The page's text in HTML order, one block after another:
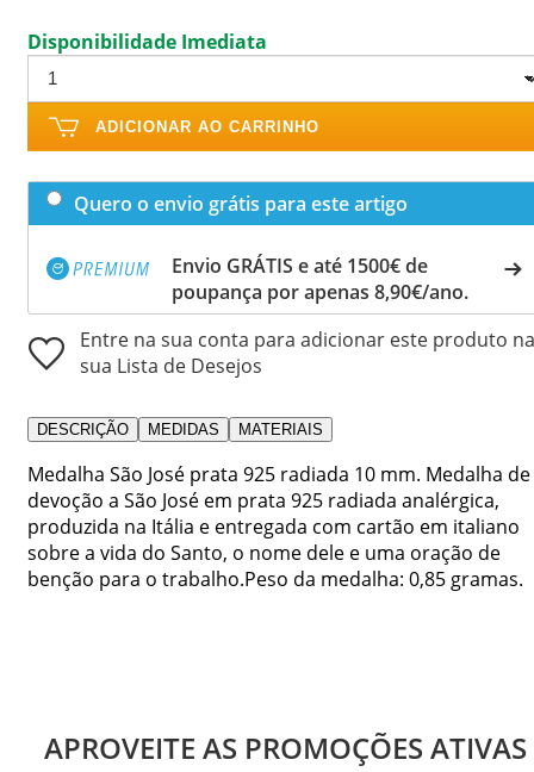
Disponibilidade Imediata
ADICIONAR AO CARRINHO
Quero o envio grátis para este artigo
Envio GRÁTIS e até 1500€ de
poupança por apenas 8,90€/ano.
Entre na sua conta para adicionar este produto na
sua Lista de Desejos
DESCRIÇÃO MEDIDAS MATERIAIS
Medalha São José prata 925 radiada 10 mm. Medalha de
devoção a São José em prata 925 radiada analérgica,
produzida na Itália e entregada com cartão em italiano
sobre a vida do Santo, o nome dele e uma oração de
benção para o trabalho.Peso da medalha: 0,85 gramas.
APROVEITE AS PROMOÇÕES ATIVAS